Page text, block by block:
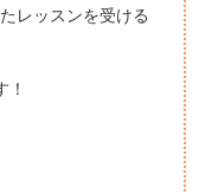
レッスンを受ける